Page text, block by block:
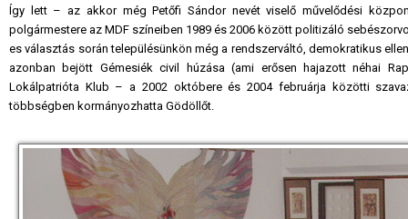
Így lett – az akkor még Petőfi Sándor nevét viselő művelődési
polgármestere az MDF színeiben 1989 és 2006 között politizáló
es választás során településünkön még a rendszerváltó, demokratikus
azonban bejött Gémesiék civil húzása (ami erősen hajazott néhai
Lokálpatrióta Klub – a 2002 októbere és 2004 februárja közötti
többségben kormányozhatta Gödöllőt.